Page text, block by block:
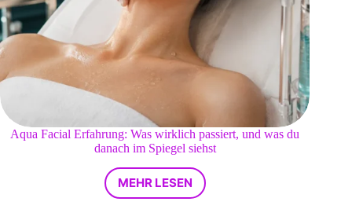
Aqua Facial Erfahrung: Was wirklich passiert, und was du
danach im Spiegel siehst
MEHR LESEN